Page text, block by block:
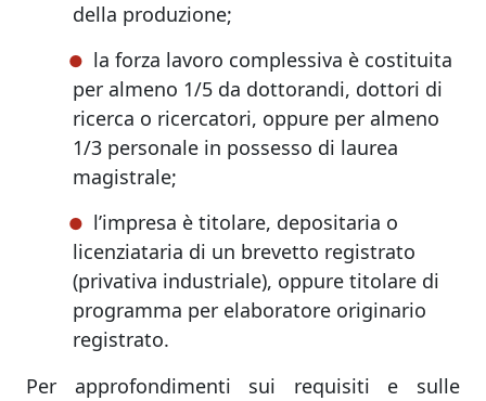
della produzione;
la forza lavoro complessiva è costituita
per almeno 1/5 da dottorandi, dottori di
ricerca o ricercatori, oppure per almeno
1/3 personale in possesso di laurea
magistrale;
l’impresa è titolare, depositaria o
licenziataria di un brevetto registrato
(privativa industriale), oppure titolare di
programma per elaboratore originario
registrato.
Per approfondimenti sui requisiti e sulle